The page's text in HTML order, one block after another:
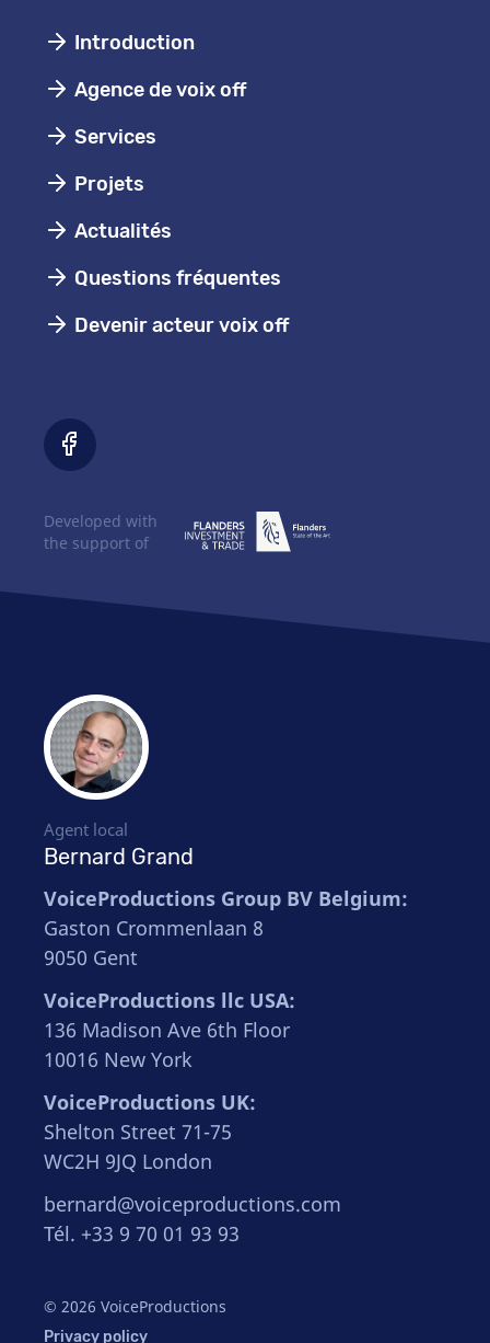
Introduction
Agence de voix off
Services
Projets
Actualités
Questions fréquentes
Devenir acteur voix off
Agent local
Bernard Grand
VoiceProductions Group BV Belgium:
Gaston Crommenlaan 8
9050 Gent
VoiceProductions llc USA:
136 Madison Ave 6th Floor
10016 New York
VoiceProductions UK:
Shelton Street 71-75
WC2H 9JQ London
bernard@voiceproductions.com
Tél. +33 9 70 01 93 93
© 2026 VoiceProductions
Privacy policy
Developed with
the support of